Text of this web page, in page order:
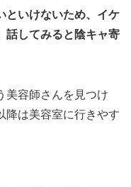
といけないため、イケ
話してみると陰キャ寄
美容師さんを見つけ
降は美容室に行きやす